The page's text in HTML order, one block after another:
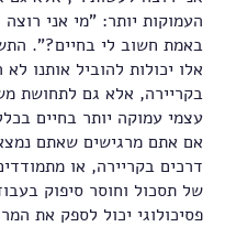
העמוקות יותר: "מי אני
באמת חשוב לי בחיים?".
אלו יכולות להוביל אותנו לא
בקריירה, אלא גם לתחושת
עצמי עמוקה יותר בחיים
אם אתם מרגישים שאתם
דרכים בקריירה, או
של תסכול וחוסר סיפוק
פסיכולוגי יכול לספק את